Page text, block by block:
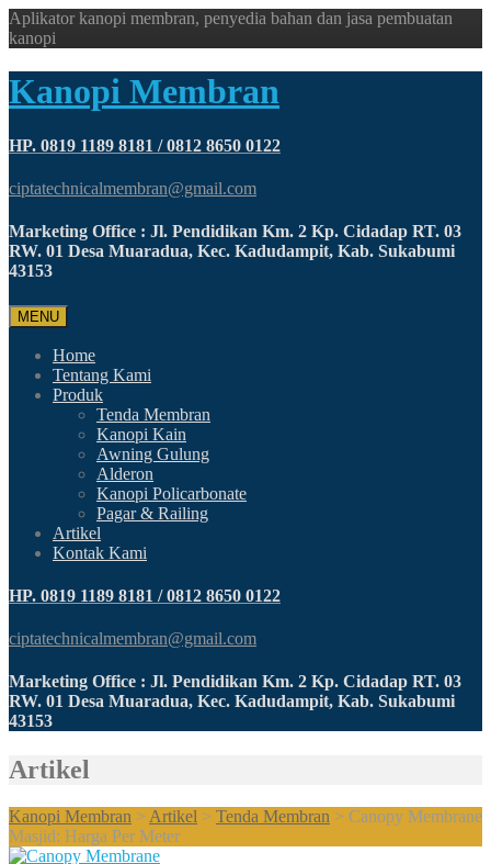
Aplikator kanopi membran, penyedia bahan dan jasa pembuatan
kanopi
Kanopi Membran
HP. 0819 1189 8181 / 0812 8650 0122
ciptatechnicalmembran@gmail.com
Marketing Office : Jl. Pendidikan Km. 2 Kp. Cidadap RT. 03
RW. 01 Desa Muaradua, Kec. Kadudampit, Kab. Sukabumi
43153
MENU
Home
Tentang Kami
Produk
Tenda Membran
Kanopi Kain
Awning Gulung
Alderon
Kanopi Policarbonate
Pagar & Railing
Artikel
Kontak Kami
HP. 0819 1189 8181 / 0812 8650 0122
ciptatechnicalmembran@gmail.com
Marketing Office : Jl. Pendidikan Km. 2 Kp. Cidadap RT. 03
RW. 01 Desa Muaradua, Kec. Kadudampit, Kab. Sukabumi
43153
Artikel
Kanopi Membran > Artikel > Tenda Membran > Canopy Membrane
Masjid: Harga Per Meter